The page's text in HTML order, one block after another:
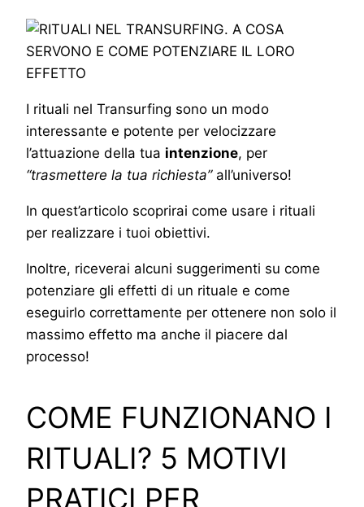
I rituali nel Transurfing sono un modo
interessante e potente per velocizzare
l’attuazione della tua intenzione, per
“trasmettere la tua richiesta”all’universo!
In quest’articolo scoprirai come usare i rituali
per realizzare i tuoi obiettivi.
Inoltre, riceverai alcuni suggerimenti su come
potenziare gli effetti di un rituale e come
eseguirlo correttamente per ottenere non solo il
massimo effetto ma anche il piacere dal
processo!
COME FUNZIONANO I
RITUALI? 5 MOTIVI
PRATICI PER